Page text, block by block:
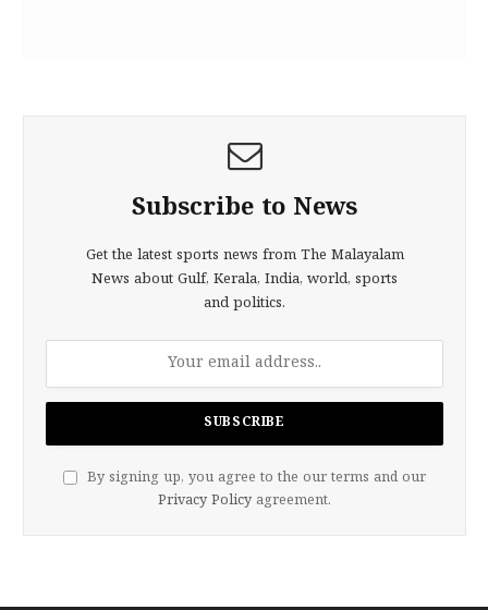
Subscribe to News
Get the latest sports news from The Malayalam
News about Gulf, Kerala, India, world, sports
and politics.
By signing up, you agree to the our terms and our
Privacy Policy agreement.